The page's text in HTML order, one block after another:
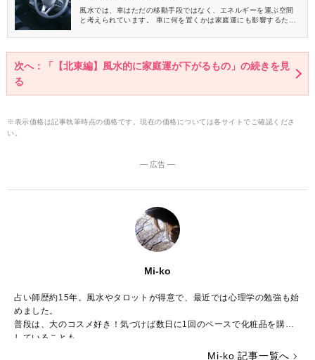
風水では、車はただの移動手段ではなく、エネルギーを運ぶ空間
と考えられています。 車に何を置くかは家庭運にも影響するた
がるものをご紹介しますね。
次へ：「【北東編】風水的に家庭運が下がるもの」の続きを見
る
※表示価格は記事執筆時点の価格です。現在の価格については各サイトでご確認くださ
い。
― 広告 ―
Mi-ko
占い師歴約15年。風水やタロットが得意で、最近では心理学の勉強も始
めました。
普段は、大のコスメ好き！気づけば数日に1回のペースで化粧品を購入
していることも……。
ストレスが多い今の時代……癒やしが欲しいという方のために、のんび
Mi-ko 記事一覧へ